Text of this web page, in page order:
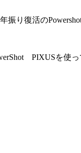
り復活の
PIXUSを使っ